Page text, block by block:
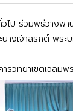
ไป ร่วมพิธีวางพ
างเจ้าสิริกิติ์ พระ
ทยาเขตเฉลิมพร